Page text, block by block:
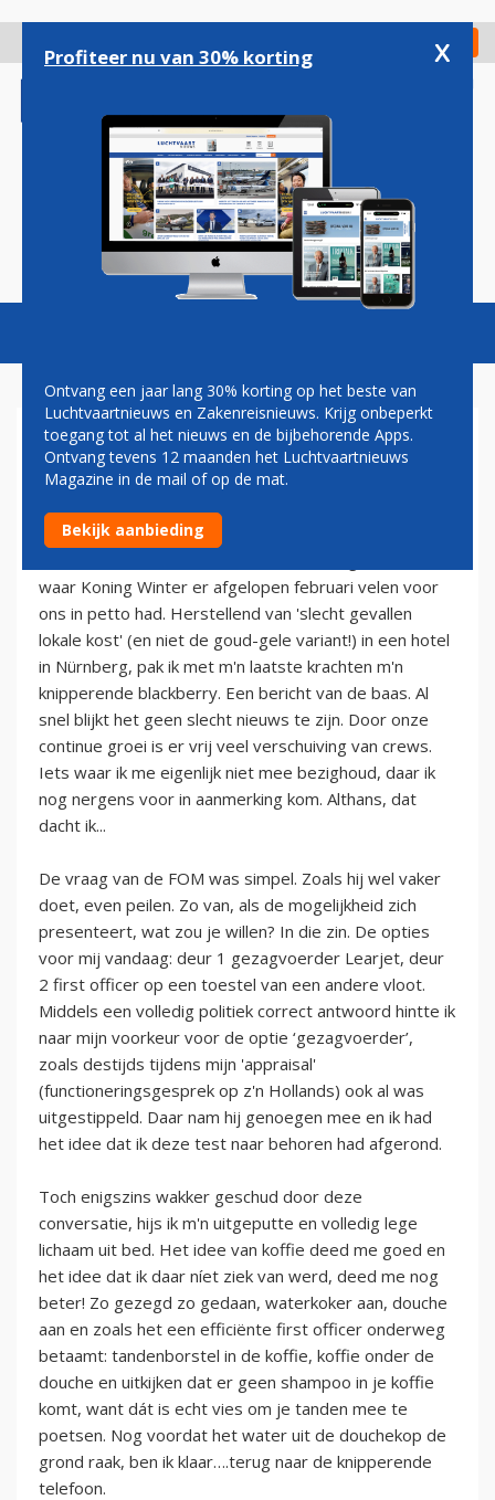
gaan
Check in
Magazine Podcasts Vacatures
ERIC VAN WALSEM: HOGEROP
21 mei 2012
waar Koning Winter er afgelopen februari velen voor
ons in petto had. Herstellend van 'slecht gevallen
lokale kost' (en niet de goud-gele variant!) in een hotel
in Nürnberg, pak ik met m'n laatste krachten m'n
knipperende blackberry. Een bericht van de baas. Al
snel blijkt het geen slecht nieuws te zijn. Door onze
continue groei is er vrij veel verschuiving van crews.
Iets waar ik me eigenlijk niet mee bezighoud, daar ik
nog nergens voor in aanmerking kom. Althans, dat
dacht ik...
De vraag van de FOM was simpel. Zoals hij wel vaker
doet, even peilen. Zo van, als de mogelijkheid zich
presenteert, wat zou je willen? In die zin. De opties
voor mij vandaag: deur 1 gezagvoerder Learjet, deur
2 first officer op een toestel van een andere vloot.
Middels een volledig politiek correct antwoord hintte ik
naar mijn voorkeur voor de optie ‘gezagvoerder’,
zoals destijds tijdens mijn 'appraisal'
(functioneringsgesprek op z'n Hollands) ook al was
uitgestippeld. Daar nam hij genoegen mee en ik had
het idee dat ik deze test naar behoren had afgerond.
Toch enigszins wakker geschud door deze
conversatie, hijs ik m'n uitgeputte en volledig lege
lichaam uit bed. Het idee van koffie deed me goed en
het idee dat ik daar níet ziek van werd, deed me nog
beter! Zo gezegd zo gedaan, waterkoker aan, douche
aan en zoals het een efficiënte first officer onderweg
betaamt: tandenborstel in de koffie, koffie onder de
douche en uitkijken dat er geen shampoo in je koffie
komt, want dát is echt vies om je tanden mee te
poetsen. Nog voordat het water uit de douchekop de
grond raak, ben ik klaar….terug naar de knipperende
telefoon.
Profiteer nu van 30% korting x
Ontvang een jaar lang 30% korting op het beste van
Luchtvaartnieuws en Zakenreisnieuws. Krijg onbeperkt
toegang tot al het nieuws en de bijbehorende Apps.
Ontvang tevens 12 maanden het Luchtvaartnieuws
Magazine in de mail of op de mat.
Bekijk aanbieding